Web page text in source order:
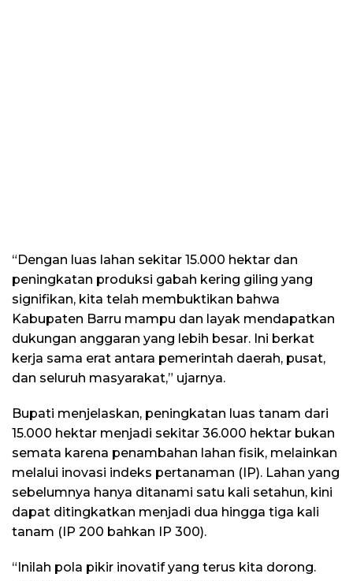
“Dengan luas lahan sekitar 15.000 hektar dan
peningkatan produksi gabah kering giling yang
signifikan, kita telah membuktikan bahwa
Kabupaten Barru mampu dan layak mendapatkan
dukungan anggaran yang lebih besar. Ini berkat
kerja sama erat antara pemerintah daerah, pusat,
dan seluruh masyarakat,” ujarnya.
Bupati menjelaskan, peningkatan luas tanam dari
15.000 hektar menjadi sekitar 36.000 hektar bukan
semata karena penambahan lahan fisik, melainkan
melalui inovasi indeks pertanaman (IP). Lahan yang
sebelumnya hanya ditanami satu kali setahun, kini
dapat ditingkatkan menjadi dua hingga tiga kali
tanam (IP 200 bahkan IP 300).
“Inilah pola pikir inovatif yang terus kita dorong.